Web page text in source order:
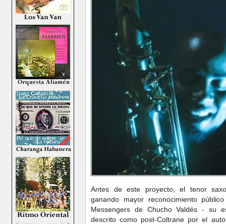
Antes de este proyecto, el tenor
ganando mayor reconocimiento
Messengers de Chucho Valdés - su
descrito como post-Coltrane por el